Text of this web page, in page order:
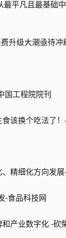
平凡且最基础
升级大潮亟待
国工程院院刊
该换个吃法了
精细化方向发
-食品科技网
产业数字化 -砍